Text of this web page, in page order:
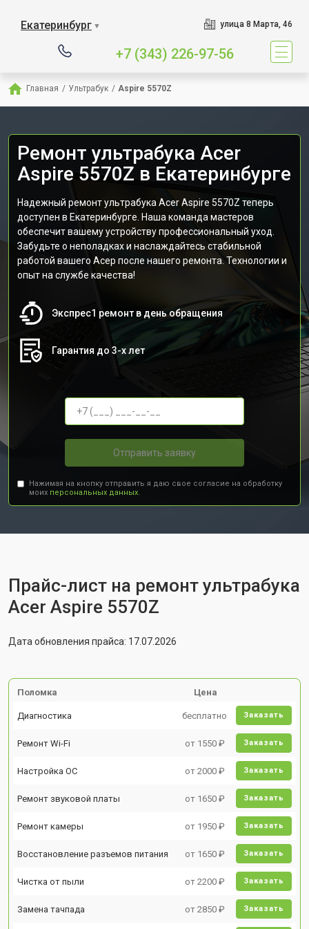
Екатеринбург ▼ улица 8 Марта, 46
+7 (343) 226-97-56
Главная / Ультрабук / Aspire 5570Z
Ремонт ультрабука Acer
Aspire 5570Z в Екатеринбурге
Надежный ремонт ультрабука Acer Aspire 5570Z теперь
доступен в Екатеринбурге. Наша команда мастеров
обеспечит вашему устройству профессиональный уход.
Забудьте о неполадках и наслаждайтесь стабильной
работой вашего Асер после нашего ремонта. Технологии и
опыт на службе качества!
Экспрес1 ремонт в день обращения
Гарантия до 3-х лет
Отправить заявку
Нажимая на кнопку отправить я даю свое согласие на обработку
моих персональных данных.
Прайс-лист на ремонт ультрабука
Acer Aspire 5570Z
Дата обновления прайса: 17.07.2026
Поломка Цена
Диагностика бесплатно Заказать
Ремонт Wi-Fi от 1550 ₽ Заказать
Настройка ОС от 2000 ₽ Заказать
Ремонт звуковой платы от 1650 ₽ Заказать
Ремонт камеры от 1950 ₽ Заказать
Восстановление разъемов питания от 1650 ₽ Заказать
Чистка от пыли от 2200 ₽ Заказать
Замена тачпада от 2850 ₽ Заказать